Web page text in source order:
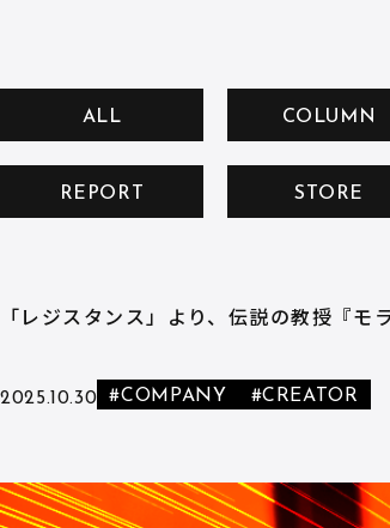
ALL COLUMN
REPORT STORE
「レジスタンス」より、伝説の教授『
2025.10.30 #COMPANY #CREATOR